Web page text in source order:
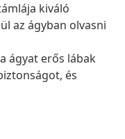
kiváló
az ágyban olvasni
ágyat erős lábak
és